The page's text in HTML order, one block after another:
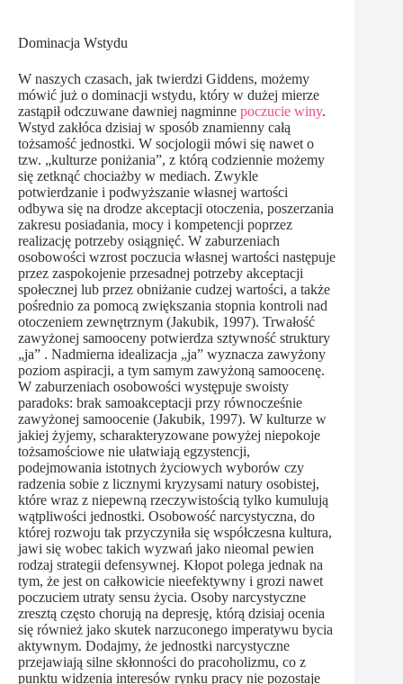
Dominacja Wstydu
W naszych czasach, jak twierdzi Giddens, możemy
mówić już o dominacji wstydu, który w dużej mierze
zastąpił odczuwane dawniej nagminne poczucie winy.
Wstyd zakłóca dzisiaj w sposób znamienny całą
tożsamość jednostki. W socjologii mówi się nawet o
tzw. „kulturze poniżania”, z którą codziennie możemy
się zetknąć chociażby w mediach. Zwykle
potwierdzanie i podwyższanie własnej wartości
odbywa się na drodze akceptacji otoczenia, poszerzania
zakresu posiadania, mocy i kompetencji poprzez
realizację potrzeby osiągnięć. W zaburzeniach
osobowości wzrost poczucia własnej wartości następuje
przez zaspokojenie przesadnej potrzeby akceptacji
społecznej lub przez obniżanie cudzej wartości, a także
pośrednio za pomocą zwiększania stopnia kontroli nad
otoczeniem zewnętrznym (Jakubik, 1997). Trwałość
zawyżonej samooceny potwierdza sztywność struktury
„ja” . Nadmierna idealizacja „ja” wyznacza zawyżony
poziom aspiracji, a tym samym zawyżoną samoocenę.
W zaburzeniach osobowości występuje swoisty
paradoks: brak samoakceptacji przy równocześnie
zawyżonej samoocenie (Jakubik, 1997). W kulturze w
jakiej żyjemy, scharakteryzowane powyżej niepokoje
tożsamościowe nie ułatwiają egzystencji,
podejmowania istotnych życiowych wyborów czy
radzenia sobie z licznymi kryzysami natury osobistej,
które wraz z niepewną rzeczywistością tylko kumulują
wątpliwości jednostki. Osobowość narcystyczna, do
której rozwoju tak przyczyniła się współczesna kultura,
jawi się wobec takich wyzwań jako nieomal pewien
rodzaj strategii defensywnej. Kłopot polega jednak na
tym, że jest on całkowicie nieefektywny i grozi nawet
poczuciem utraty sensu życia. Osoby narcystyczne
zresztą często chorują na depresję, którą dzisiaj ocenia
się również jako skutek narzuconego imperatywu bycia
aktywnym. Dodajmy, że jednostki narcystyczne
przejawiają silne skłonności do pracoholizmu, co z
punktu widzenia interesów rynku pracy nie pozostaje